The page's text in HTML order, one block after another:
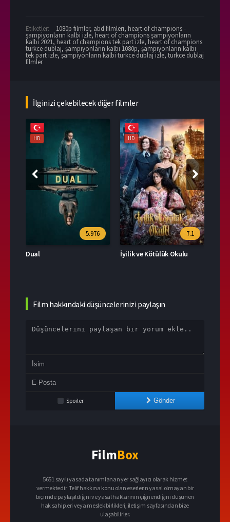
Etiketler: 1080p filmler, abd filmleri, heart of champions -
şampiyonların kalbi izle, heart of champions şampiyonların
kalbi 2021, heart of champions tek part izle, heart of champions
turkce dublaj, şampiyonların kalbi 1080p, şampiyonların kalbi
tek part izle,şampiyonların kalbi turkce dublaj izle, turkce dublaj
filmler
İlginizi çekebilecek diğer filmler
HD
5.976
Dual
HD
7.1
İyilik ve Kötülük Okulu
Film hakkındaki düşüncelerinizi paylaşın
Spoiler Gönder
FilmBox
5651 sayılı yasada tanımlanan yer sağlayıcı olarak hizmet
vermektedir. Telif hakkına konu olan eserlerin yasal olmayan bir
biçimde paylaşıldığını ve yasal haklarının çiğnendiğini düşünen
hak sahipleri veya meslek birlikleri, iletişim sayfasından bize
ulaşabilirler.